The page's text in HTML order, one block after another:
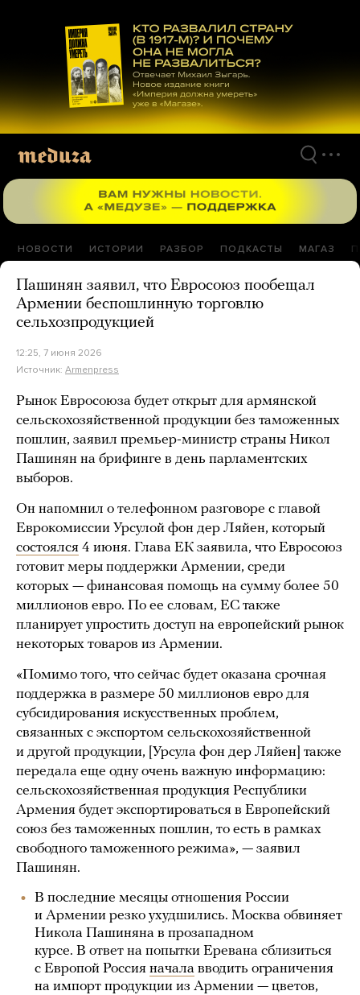
материалам
НОВОСТИ ИСТОРИИ РАЗБОР ПОДКАСТЫ МАГАЗ
Пашинян заявил, что Евросоюз пообещал
Армении беспошлинную торговлю
сельхозпродукцией
12:25, 7 июня 2026
Источник: Armenpress
Рынок Евросоюза будет открыт для армянской
сельскохозяйственной продукции без таможенных
пошлин, заявил премьер-министр страны Никол
Пашинян на брифинге в день парламентских
выборов.
Он напомнил о телефонном разговоре с главой
Еврокомиссии Урсулой фон дер Ляйен, который
состоялся 4 июня. Глава ЕК заявила, что Евросоюз
готовит меры поддержки Армении, среди
которых — финансовая помощь на сумму более 50
миллионов евро. По ее словам, ЕС также
планирует упростить доступ на европейский рынок
некоторых товаров из Армении.
«Помимо того, что сейчас будет оказана срочная
поддержка в размере 50 миллионов евро для
субсидирования искусственных проблем,
связанных с экспортом сельскохозяйственной
и другой продукции, [Урсула фон дер Ляйен] также
передала еще одну очень важную информацию:
сельскохозяйственная продукция Республики
Армения будет экспортироваться в Европейский
союз без таможенных пошлин, то есть в рамках
свободного таможенного режима», — заявил
Пашинян.
В последние месяцы отношения России
и Армении резко ухудшились. Москва обвиняет
Никола Пашиняна в прозападном
курсе. В ответ на попытки Еревана сблизиться
с Европой Россия начала вводить ограничения
на импорт продукции из Армении — цветов,